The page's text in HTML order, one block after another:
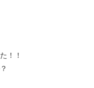
！！